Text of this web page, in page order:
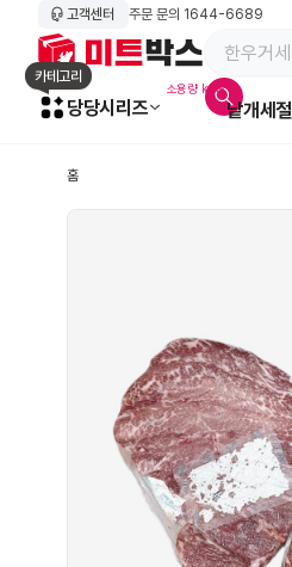
고객센터 주문 문의 1644-6689
메인 페이지 바로가기
카테고리
당당시리즈
소용량 kg육
낱개세절
홈